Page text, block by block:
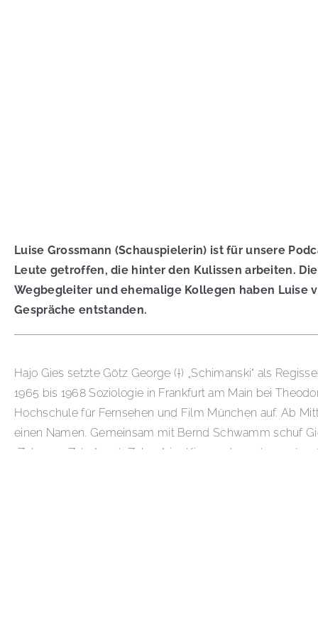
Luise Grossmann (Schauspielerin) ist für unsere
Leute getroffen, die hinter den Kulissen arbeiten.
Wegbegleiter und ehemalige Kollegen haben Luise
Gespräche entstanden.
Hajo Gies setzte Götz George (†) „Schimanski“ als
1965 bis 1968 Soziologie in Frankfurt am Main bei
Hochschule für Fernsehen und Film München auf. Ab
einen Namen. Gemeinsam mit Bernd Schwamm schuf
„Zahn um Zahn“ und „Zabou“, im Kino und wurden erst